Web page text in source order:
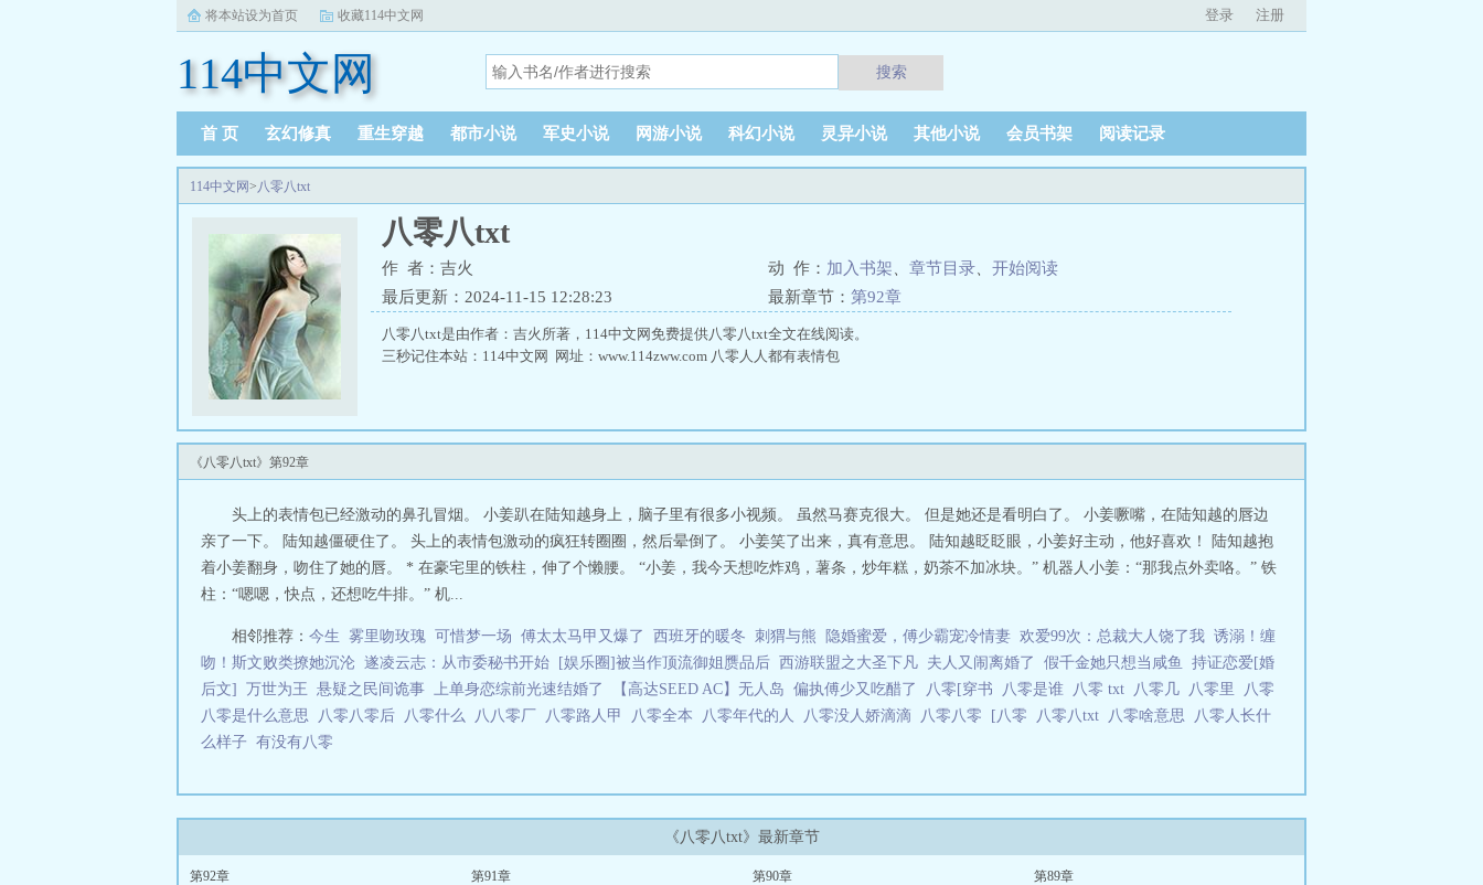
将本站设为首页 收藏114中文网 登录 注册
114中文网 搜索
首 页 玄幻修真 重生穿越 都市小说 军史小说 网游小说 科幻小说 灵异小说 其他小说 会员书架 阅读记录
114中文网>八零八txt
八零八txt
作 者：吉火 动 作： 加入书架 章节目录
开始阅读
最后更新：2024-11-15 12:28:23
最新章节： 第92章
八零八txt是由作者：吉火所著，114中文网免费提供八零八txt全文在线阅读。
三秒记住本站：114中文网 网址：www.114zww.com 八零人人都有表情包
《八零八txt》第92章
头上的表情包已经激动的鼻孔冒烟。 小姜趴在陆知越身上，脑子里有很多小视频。 虽然马赛克很大。 但是她还是看明白了。 小姜噘嘴，在陆知越的唇边
亲了一下。 陆知越僵硬住了。 头上的表情包激动的疯狂转圈圈，然后晕倒了。 小姜笑了出来，真有意思。 陆知越眨眨眼，小姜好主动，他好喜欢！ 陆知越抱
着小姜翻身，吻住了她的唇。 * 在豪宅里的铁柱，伸了个懒腰。 “小姜，我今天想吃炸鸡，薯条，炒年糕，奶茶不加冰块。” 机器人小姜：“那我点外卖咯。” 铁
柱：“嗯嗯，快点，还想吃牛排。” 机...
相邻推荐： 今生 雾里吻玫瑰 可惜梦一场 傅太太马甲又爆了 西班牙的暖冬 刺猬与熊 隐婚蜜爱，傅少霸宠冷情妻 欢爱99次：总裁大人饶了我 诱溺！缠
吻！斯文败类撩她沉沦 遂凌云志：从市委秘书开始 [娱乐圈]被当作顶流御姐赝品后 西游联盟之大圣下凡 夫人又闹离婚了 假千金她只想当咸鱼
持证恋爱[婚
后文]
万世为王 悬疑之民间诡事 上单身恋综前光速结婚了 【高达SEED AC】无人岛 偏执傅少又吃醋了 八零[穿书 八零是谁 八零 txt 八零几 八零里
八零
八零是什么意思
八零八零后 八零什么 八八零厂 八零路人甲 八零全本 八零年代的人 八零没人娇滴滴 八零八零 [八零 八零八txt 八零啥意思
八零人长什
么样子 有没有八零
《八零八txt》最新章节
第92章 第91章 第90章 第89章